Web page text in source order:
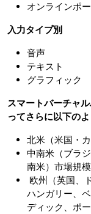
オンラインポ
入力タイプ別
音声
テキスト
グラフィック
スマートバーチャ
ってさらに以下の
北米（米国・
中南米（ブラ
南米）市場規
欧州（英国、
ハンガリー、
ディック、ポ